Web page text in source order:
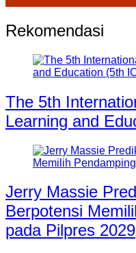
Rekomendasi
The 5th
Learning and
Jerry Massie
Berpotensi
pada Pilpres 2029